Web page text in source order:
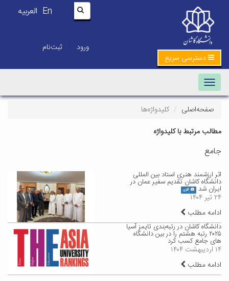
En العربیه
ورود | ثبت‌نام
دسترسی سریع
Toggle navigation
صفحه‌اصلی
کلیدواژه‌ها
مطالب مرتبط با کلیدواژه
جامع
اثر ارزشمند هنری استاد بین المللی
دانشگاه کاشان تقدیم سفیر عمان در
ایران شد گالری
۲۴ تیر ۱۴۰۴
ادامه مطلب
دانشگاه کاشان در رتبه‌بندی تایمز آسیا
۲۰۲۵ رتبه هشتم را در بین دانشگاه
های جامع کسب کرد
۱۴ اردیبهشت ۱۴۰۴
ادامه مطلب